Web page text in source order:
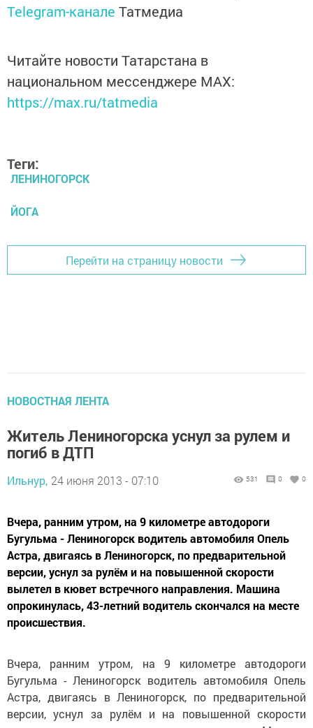
Telegram-канале Татмедиа
Читайте новости Татарстана в
национальном мессенджере MАХ:
https://max.ru/tatmedia
Теги:
ЛЕНИНОГОРСК
ЙОГА
Перейти на страницу новости
НОВОСТНАЯ ЛЕНТА
Житель Лениногорска уснул за рулем и
погиб в ДТП
Ильнур, 24 июня 2013 - 07:10 531 0 0
Вчера, ранним утром, на 9 километре автодороги
Бугульма - Лениногорск водитель автомобиля Опель
Астра, двигаясь в Лениногорск, по предварительной
версии, уснул за рулём и на повышенной скорости
вылетел в кювет встречного направления. Машина
опрокинулась, 43-летний водитель скончался на месте
происшествия.
Вчера, ранним утром, на 9 километре автодороги
Бугульма - Лениногорск водитель автомобиля Опель
Астра, двигаясь в Лениногорск, по предварительной
версии, уснул за рулём и на повышенной скорости